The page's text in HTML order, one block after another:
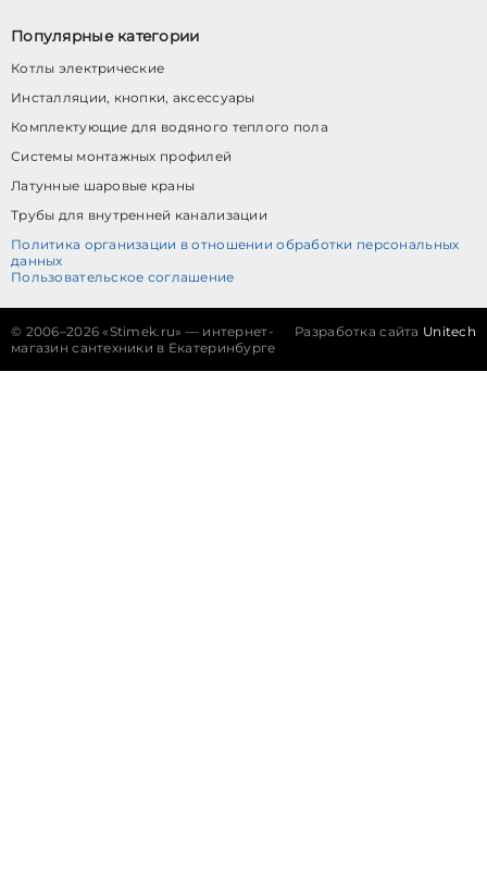
Популярные категории
Котлы электрические
Инсталляции, кнопки, аксессуары
Комплектующие для водяного теплого пола
Системы монтажных профилей
Латунные шаровые краны
Трубы для внутренней канализации
Политика организации в отношении обработки персональных
данных
Пользовательское соглашение
© 2006–2026 «Stimek.ru» — интернет-
магазин сантехники в Екатеринбурге
Разработка сайта Unitech